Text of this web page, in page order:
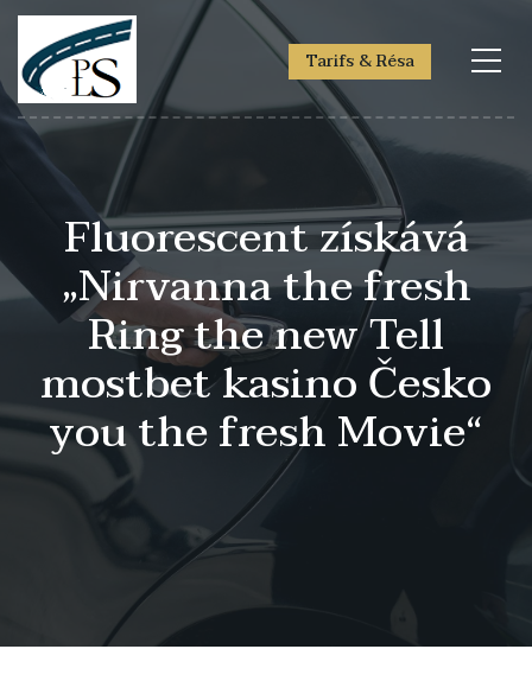
Tarifs & Résa
Fluorescent získává
„Nirvanna the fresh
Ring the new Tell
mostbet kasino Česko
you the fresh Movie“